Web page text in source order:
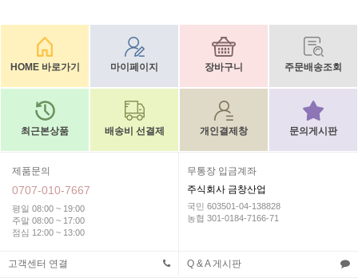
HOME 바로가기 마이페이지 장바구니 주문배송조회
최근본상품 배송비 선결제 개인결제창 문의게시판
제품문의
0707-010-7667
평일 08:00 ~ 19:00
주말 08:00 ~ 17:00
점심 12:00 ~ 13:00
무통장 입금계좌
주식회사 금창산업
국민 603501-04-138828
농협 301-0184-7166-71
고객센터 연결 Q & A 게시판